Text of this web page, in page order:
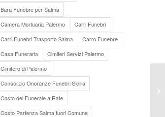
Bara Funebre per Salma
Camera Mortuaria Palermo
Carri Funebri
Carri Funebri Trasporto Salma
Carro Funebre
Casa Funeraria
Cimiteri Servizi Palermo
Cimitero di Palermo
Consorzio Onoranze Funebri Sicilia
Costo del Funerale a Rate
Costo Partenza Salma fuori Comune